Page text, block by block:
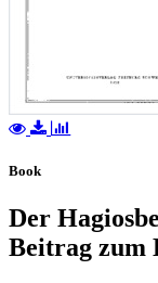
Book
Der
Beitrag zum